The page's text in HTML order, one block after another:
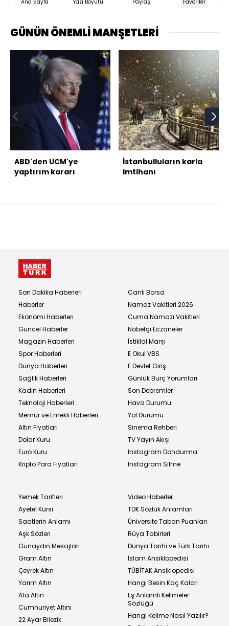
Ana Sayfa Yazı Boyutu Paylaş Favoriler
GÜNÜN ÖNEMLİ MANŞETLERİ
ABD'den UCM'ye
yaptırım kararı
İstanbulluların karla
imtihanı
Son Dakika Haberleri
Haberler
Ekonomi Haberleri
Güncel Haberler
Magazin Haberleri
Spor Haberleri
Dünya Haberleri
Sağlık Haberleri
Kadın Haberleri
Teknoloji Haberleri
Memur ve Emekli Haberleri
Altın Fiyatları
Dolar Kuru
Euro Kuru
Kripto Para Fiyatları
Canlı Borsa
Namaz Vakitleri 2026
Cuma Namazı Vakitleri
Nöbetçi Eczaneler
İstiklal Marşı
E Okul VBS
E Devlet Giriş
Günlük Burç Yorumları
Son Depremler
Hava Durumu
Yol Durumu
Sinema Rehberi
TV Yayın Akışı
Instagram Dondurma
Instagram Silme
Yemek Tarifleri
Ayetel Kürsi
Saatlerin Anlamı
Aşk Sözleri
Günaydın Mesajları
Gram Altın
Çeyrek Altın
Yarım Altın
Ata Altın
Cumhuriyet Altını
22 Ayar Bilezik
Video Haberler
TDK Sözlük Anlamları
Üniversite Taban Puanları
Rüya Tabirleri
Dünya Tarihi ve Türk Tarihi
İslam Ansiklopedisi
TÜBİTAK Ansiklopedisi
Hangi Besin Kaç Kalori
Eş Anlamlı Kelimeler
Sözlüğü
Hangi Kelime Nasıl Yazılır?